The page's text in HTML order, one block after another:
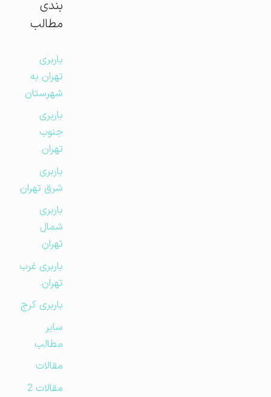
بندی
مطالب
باربری
تهران به
شهرستان
باربری
جنوب
تهران
باربری
شرق تهران
باربری
شمال
تهران
باربری غرب
تهران
باربری کرج
مطالب
مقالات
مقالات 2